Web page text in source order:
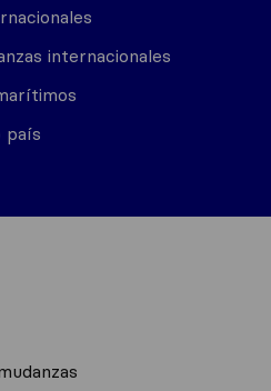
internacionales
país